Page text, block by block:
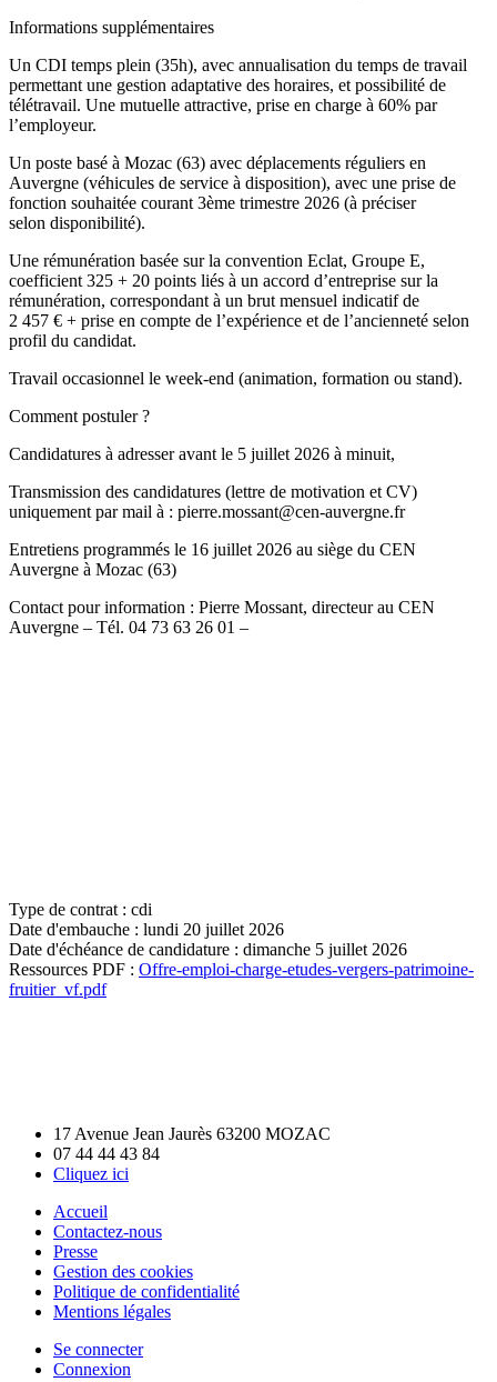
Informations supplémentaires
Un CDI temps plein (35h), avec annualisation du temps de travail
permettant une gestion adaptative des horaires, et possibilité de
télétravail. Une mutuelle attractive, prise en charge à 60% par
l’employeur.
Un poste basé à Mozac (63) avec déplacements réguliers en
Auvergne (véhicules de service à disposition), avec une prise de
fonction souhaitée courant 3ème trimestre 2026 (à préciser
selon disponibilité).
Une rémunération basée sur la convention Eclat, Groupe E,
coefficient 325 + 20 points liés à un accord d’entreprise sur la
rémunération, correspondant à un brut mensuel indicatif de
2 457 € + prise en compte de l’expérience et de l’ancienneté selon
profil du candidat.
Travail occasionnel le week-end (animation, formation ou stand).
Comment postuler ?
Candidatures à adresser avant le 5 juillet 2026 à minuit,
Transmission des candidatures (lettre de motivation et CV)
uniquement par mail à : pierre.mossant@cen-auvergne.fr
Entretiens programmés le 16 juillet 2026 au siège du CEN
Auvergne à Mozac (63)
Contact pour information : Pierre Mossant, directeur au CEN
Auvergne – Tél. 04 73 63 26 01 –
Type de contrat : cdi
Date d'embauche : lundi 20 juillet 2026
Date d'échéance de candidature : dimanche 5 juillet 2026
Ressources PDF : Offre-emploi-charge-etudes-vergers-patrimoine-
fruitier_vf.pdf
17 Avenue Jean Jaurès 63200 MOZAC
07 44 44 43 84
Cliquez ici
Accueil
Contactez-nous
Presse
Gestion des cookies
Politique de confidentialité
Mentions légales
Se connecter
Connexion